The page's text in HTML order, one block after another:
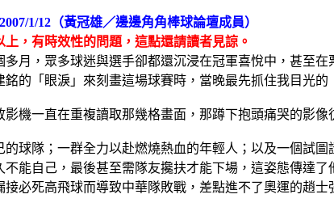
1/12（黃冠雄／邊邊角角棒球論壇成員）
，有時效性的問題，這點還請讀者見諒。
月，眾多球迷與選手卻都還沉浸在冠軍喜悅中，甚至
的「眼淚」來刻畫這場球賽時，當晚最先抓住我目光
機一直在重複讀取那幾格畫面，那蹲下抱頭痛哭的影
球隊；一群全力以赴燃燒熱血的年輕人；以及一個試
能自己，最後甚至需隊友攙扶才能下場，這姿態傳達
必死高飛球而導致中華隊敗戰，差點進不了奧運的趙士